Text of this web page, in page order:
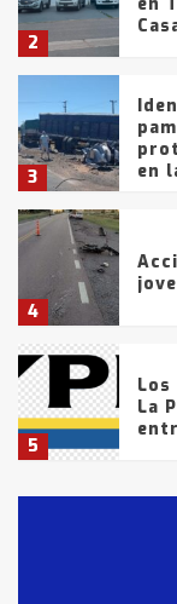
2
3
en
4
5
La